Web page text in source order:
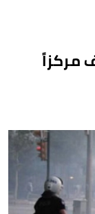
مركزاً